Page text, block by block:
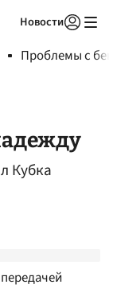
Новости
Проблемы с
Кубка